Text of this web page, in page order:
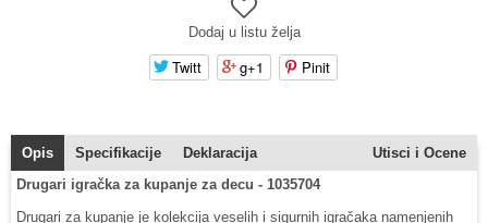
Dodaj u listu želja
Twitt g+1 Pinit
Opis Specifikacije Deklaracija
Utisci i Ocene
Drugari igračka za kupanje za decu - 1035704
Drugari za kupanje je kolekcija veselih i sigurnih igračaka namenjenih